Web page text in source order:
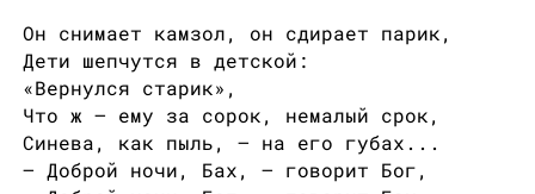
Он снимает камзол, он сдирает парик,
Дети шепчутся в детской:
«Вернулся старик»,
Что ж — ему за сорок, немалый срок,
Синева, как пыль, — на его губах...
— Доброй ночи, Бах, — говорит Бог,